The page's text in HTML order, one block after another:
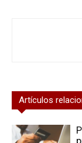
Artículos